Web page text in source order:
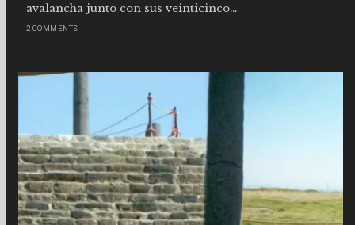
avalancha junto con sus veinticinco...
2 COMMENTS